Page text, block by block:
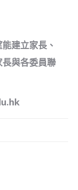
建立家長、
與各委員聯